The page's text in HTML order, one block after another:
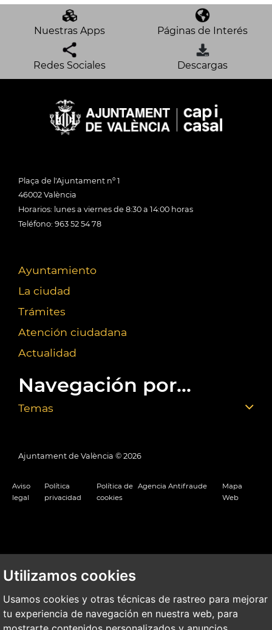
Utilizamos cookies
Usamos cookies y otras técnicas de rastreo para mejorar
tu experiencia de navegación en nuestra web, para
Nuestras Apps Páginas de Interés
Redes Sociales Descargas
Plaça de l'Ajuntament nº 1
46002 València
Horarios: lunes a viernes de 8:30 a 14:00 horas
Teléfono: 963 52 54 78
Ayuntamiento
La ciudad
Trámites
Atención ciudadana
Actualidad
Navegación por...
Temas
Ajuntament de València © 2026
Aviso
legal
Política
privacidad
Política de
cookies
Agencia Antifraude
Mapa
Web